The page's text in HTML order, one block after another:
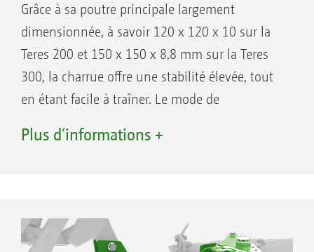
Grâce à sa poutre principale largement
dimensionnée, à savoir 120 x 120 x 10 sur la
Teres 200 et 150 x 150 x 8,8 mm sur la Teres
300, la charrue offre une stabilité élevée, tout
en étant facile à traîner. Le mode de
permet un système extensible.
Plus d‘informations +